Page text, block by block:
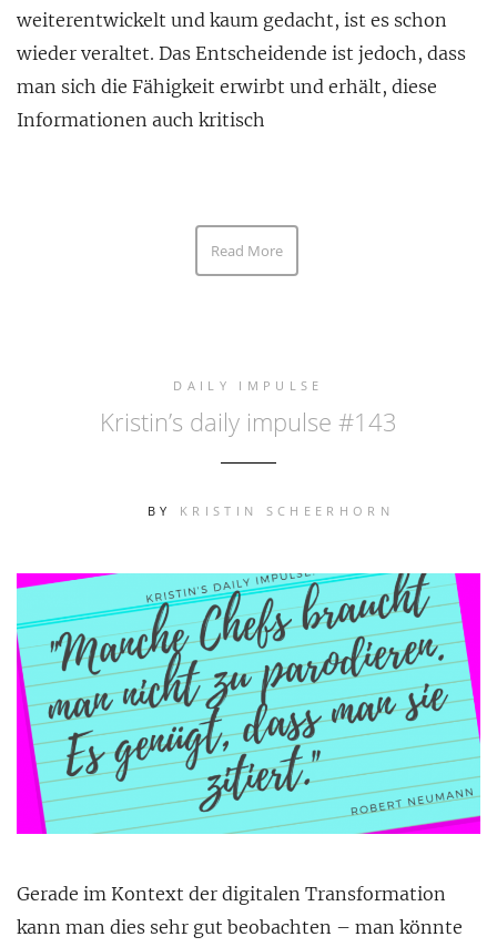
weiterentwickelt und kaum gedacht, ist es schon
wieder veraltet. Das Entscheidende ist jedoch, dass
man sich die Fähigkeit erwirbt und erhält, diese
Informationen auch kritisch
Read More
DAILY IMPULSE
Kristin’s daily impulse #143
BY KRISTIN SCHEERHORN
Gerade im Kontext der digitalen Transformation
kann man dies sehr gut beobachten – man könnte